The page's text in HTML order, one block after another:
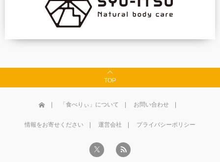
TOP
「食べりぃ」について お問い合わせ
情報をお寄せください 運営会社 プライバシーポリシー